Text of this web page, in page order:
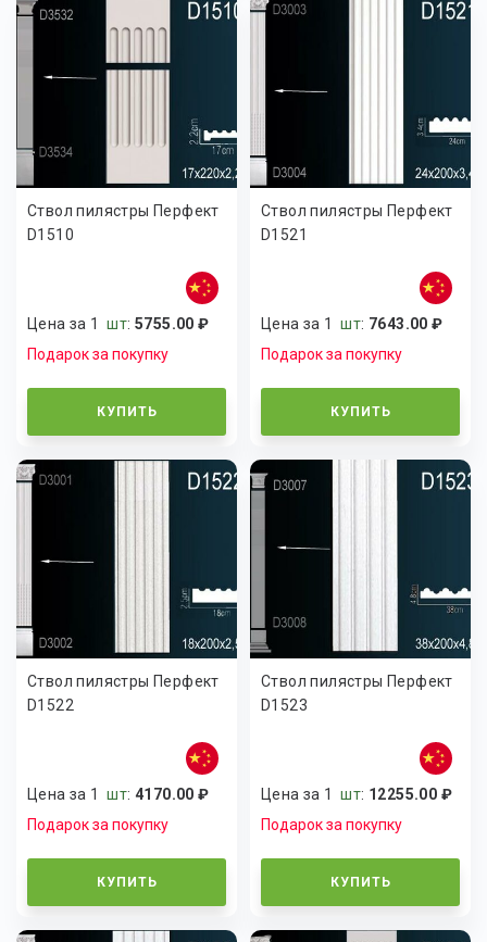
Ствол пилястры Перфект
D1510
Цена за 1шт:5755.00 ₽
Подарок за покупку
КУПИТЬ
Ствол пилястры Перфект
D1521
Цена за 1шт: 7643.00 ₽
Подарок за покупку
КУПИТЬ
Ствол пилястры Перфект
D1522
Цена за 1шт:4170.00 ₽
Подарок за покупку
КУПИТЬ
Ствол пилястры Перфект
D1523
Цена за 1шт: 12255.00 ₽
Подарок за покупку
КУПИТЬ